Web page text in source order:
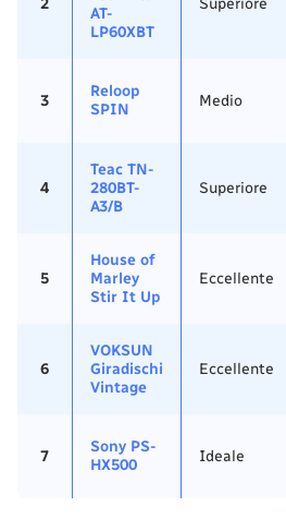
AT-
LP60XBT
3
Reloop
SPIN
Medio
4
Teac TN-
280BT-
A3/B
Superiore
5
House of
Marley
Stir It Up
Eccellente
6
VOKSUN
Giradischi
Vintage
Eccellente
7
Sony PS-
HX500
Ideale